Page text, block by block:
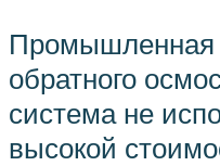
Промышленная
обратного
система не
высокой